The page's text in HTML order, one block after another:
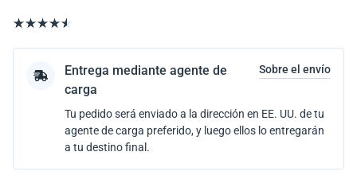
Entrega mediante agente de
carga
Sobre el envío
Tu pedido será enviado a la dirección en EE. UU. de tu
agente de carga preferido, y luego ellos lo entregarán
a tu destino final.